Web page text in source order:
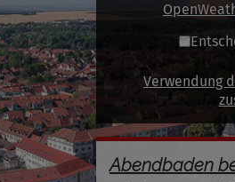
Verwendung
Abendbaden